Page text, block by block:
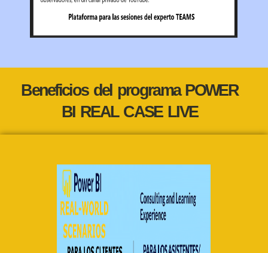
Beneficios del programa POWER
BI REAL CASE LIVE